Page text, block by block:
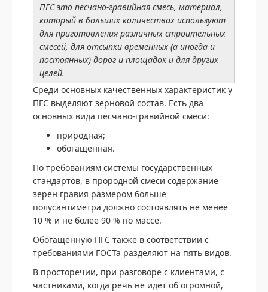
ПГС это песчано-гравийная смесь, материал,
который в больших количествах используют
для приготовления различных строительных
смесей, для отсыпки временных (а иногда и
постоянных) дорог и площадок и для других
целей.
Среди основных качественных характеристик у
ПГС выделяют зерновой состав. Есть два
основных вида песчано-гравийной смеси:
природная;
обогащенная.
По требованиям системы государственных
стандартов, в прородной смеси содержание
зерен гравия размером больше
полусантиметра должно состоявлять не менее
10 % и не более 90 % по массе.
Обогащенную ПГС также в соответствии с
требованиями ГОСТа разделяют на пять видов.
В просторечии, при разговоре с клиентами, с
частниками, когда речь не идет об огромной,